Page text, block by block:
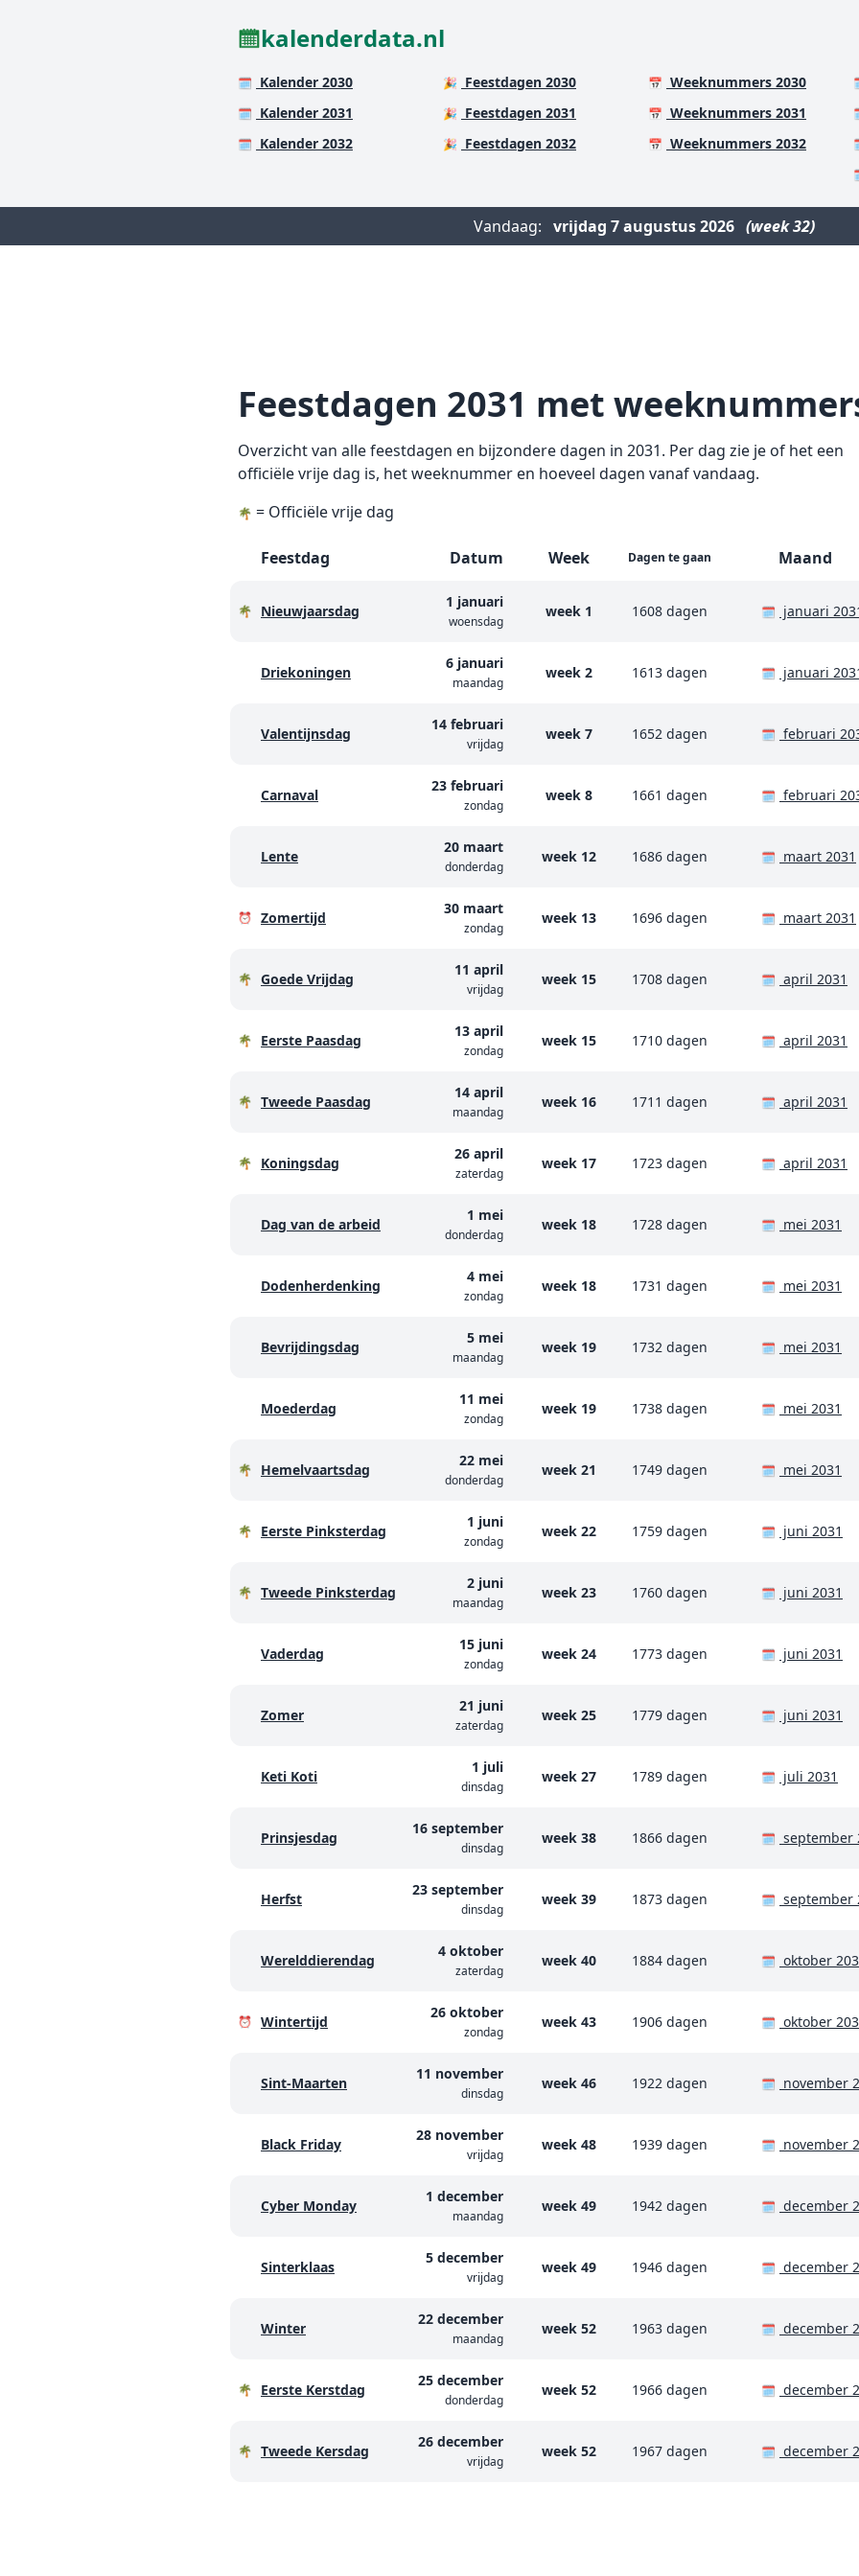
kalenderdata.nl
🗓️ Kalender 2030
🗓️ Kalender 2031
🗓️ Kalender 2032
🎉 Feestdagen 2030
🎉 Feestdagen 2031
🎉 Feestdagen 2032
📅 Weeknummers 2030
📅 Weeknummers 2031
📅 Weeknummers 2032
Vandaag: vrijdag 7 augustus 2026 (week 32)
Feestdagen 2031 met
Overzicht van alle feestdagen en bijzondere dagen in 2031. Per dag zie je of het een
officiële vrije dag is, het weeknummer en hoeveel dagen vanaf vandaag.
🌴 = Officiële vrije dag
Feestdag Datum Week Dagen te gaan Maand
🌴 Nieuwjaarsdag
1 januari
woensdag
week 1 1608 dagen 🗓️ januari
Driekoningen
6 januari
maandag
week 2 1613 dagen 🗓️ januari
Valentijnsdag
14 februari
vrijdag
week 7 1652 dagen 🗓️ februari
Carnaval
23 februari
zondag
week 8 1661 dagen 🗓️ februari
Lente
20 maart
donderdag
week 12 1686 dagen 🗓️ maart 2031
⏰ Zomertijd
30 maart
zondag
week 13 1696 dagen 🗓️ maart 2031
🌴 Goede Vrijdag
11 april
vrijdag
week 15 1708 dagen 🗓️ april 2031
🌴 Eerste Paasdag
13 april
zondag
week 15 1710 dagen 🗓️ april 2031
🌴 Tweede Paasdag
14 april
maandag
week 16 1711 dagen 🗓️ april 2031
🌴 Koningsdag
26 april
zaterdag
week 17 1723 dagen 🗓️ april 2031
Dag van de arbeid
1 mei
donderdag
week 18 1728 dagen 🗓️ mei 2031
Dodenherdenking
4 mei
zondag
week 18 1731 dagen 🗓️ mei 2031
Bevrijdingsdag
5 mei
maandag
week 19 1732 dagen 🗓️ mei 2031
Moederdag
11 mei
zondag
week 19 1738 dagen 🗓️ mei 2031
🌴 Hemelvaartsdag
22 mei
donderdag
week 21 1749 dagen 🗓️ mei 2031
🌴 Eerste Pinksterdag
1 juni
zondag
week 22 1759 dagen 🗓️ juni 2031
🌴 Tweede Pinksterdag
2 juni
maandag
week 23 1760 dagen 🗓️ juni 2031
Vaderdag
15 juni
zondag
week 24 1773 dagen 🗓️ juni 2031
Zomer
21 juni
zaterdag
week 25 1779 dagen 🗓️ juni 2031
Keti Koti
1 juli
dinsdag
week 27 1789 dagen 🗓️ juli 2031
Prinsjesdag
16 september
dinsdag
week 38 1866 dagen 🗓️ september
Herfst
23 september
dinsdag
week 39 1873 dagen 🗓️ september
Werelddierendag
4 oktober
zaterdag
week 40 1884 dagen 🗓️ oktober
⏰ Wintertijd
26 oktober
zondag
week 43 1906 dagen 🗓️ oktober
Sint-Maarten
11 november
dinsdag
week 46 1922 dagen 🗓️ november
Black Friday
28 november
vrijdag
week 48 1939 dagen 🗓️ november
Cyber Monday
1 december
maandag
week 49 1942 dagen 🗓️ december
Sinterklaas
5 december
vrijdag
week 49 1946 dagen 🗓️ december
Winter
22 december
maandag
week 52 1963 dagen 🗓️ december
🌴 Eerste Kerstdag
25 december
donderdag
week 52 1966 dagen 🗓️ december
🌴 Tweede Kersdag
26 december
vrijdag
week 52 1967 dagen 🗓️ december